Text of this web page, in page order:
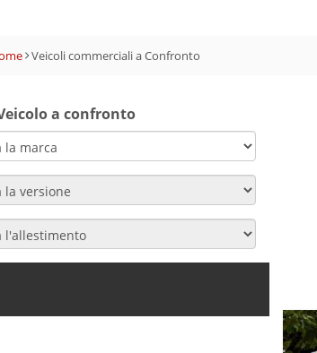
Veicoli commerciali a Confronto
a confronto